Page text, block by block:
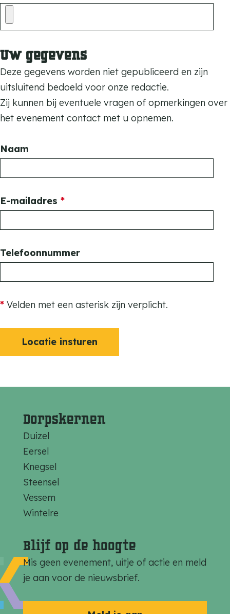
Uw gegevens
Deze gegevens worden niet gepubliceerd en zijn
uitsluitend bedoeld voor onze redactie.
Zij kunnen bij eventuele vragen of opmerkingen over
het evenement contact met u opnemen.
Naam
E-mailadres *v
r
l
h
Telefoonnummer
* Velden met een asterisk zijn verplicht.
Locatie insturen
Dorpskernen
Duizel
Eersel
Knegsel
Steensel
Vessem
Wintelre
Blijf op de hoogte
Mis geen evenement, uitje of actie en meld
je aan voor de nieuwsbrief.